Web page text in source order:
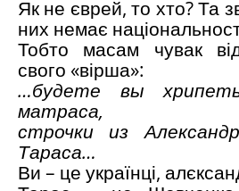
Як не єврей, то хто? Та
них немає
Тобто масам чувак
свого «вірша»:
…будете вы
матраса,
строчки из
Тараса…
Ви – це українці,